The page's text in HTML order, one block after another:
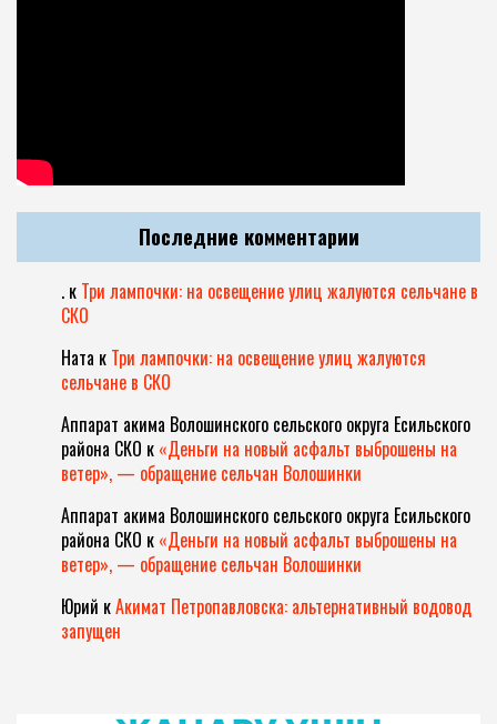
Последние комментарии
. к Три лампочки: на освещение улиц жалуются сельчане в
СКО
Ната к Три лампочки: на освещение улиц жалуются
сельчане в СКО
Аппарат акима Волошинского сельского округа Есильского
района СКО к «Деньги на новый асфальт выброшены на
ветер», — обращение сельчан Волошинки
Аппарат акима Волошинского сельского округа Есильского
района СКО к «Деньги на новый асфальт выброшены на
ветер», — обращение сельчан Волошинки
Юрий кАкимат Петропавловска: альтернативный водовод
запущен